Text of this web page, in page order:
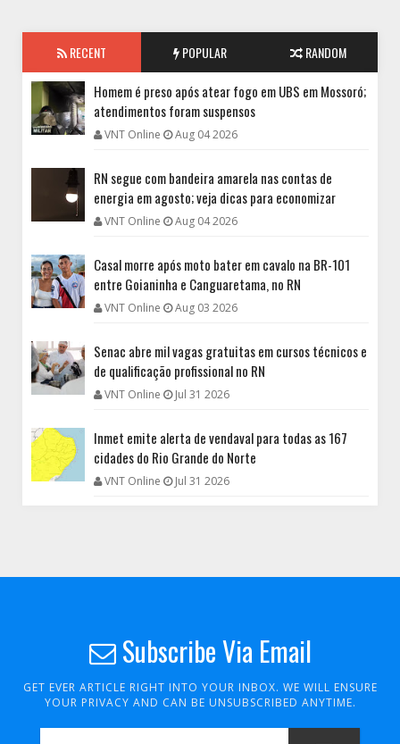
RECENT POPULAR RANDOM
Homem é preso após atear fogo em UBS em Mossoró;
atendimentos foram suspensos
VNT Online Aug 04 2026
RN segue com bandeira amarela nas contas de
energia em agosto; veja dicas para economizar
VNT Online Aug 04 2026
Casal morre após moto bater em cavalo na BR-101
entre Goianinha e Canguaretama, no RN
VNT Online Aug 03 2026
Senac abre mil vagas gratuitas em cursos técnicos e
de qualificação profissional no RN
VNT Online Jul 31 2026
Inmet emite alerta de vendaval para todas as 167
cidades do Rio Grande do Norte
VNT Online Jul 31 2026
Subscribe Via Email
GET EVER ARTICLE RIGHT INTO YOUR INBOX. WE WILL ENSURE
YOUR PRIVACY AND CAN BE UNSUBSCRIBED ANYTIME.